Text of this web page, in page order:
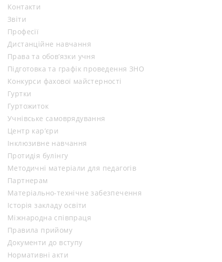
Контакти
Звіти
Професії
Дистанційне навчання
Права та обов’язки учня
Підготовка та графік проведення ЗНО
Конкурси фахової майстерності
Гуртки
Гуртожиток
Учнівське самоврядування
Центр кар’єри
Інклюзивне навчання
Протидія булінгу
Методичні матеріали для педагогів
Партнерам
Матеріально-технічне забезпечення
Історія закладу освіти
Міжнародна співпраця
Правила прийому
Документи до вступу
Нормативні акти